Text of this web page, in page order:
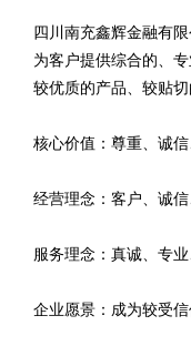
四川南充鑫辉金融有
为客户提供综合的、
较优质的产品、较贴
核心价值：尊重、诚
经营理念：客户、诚
服务理念：真诚、专
企业愿景：成为较受